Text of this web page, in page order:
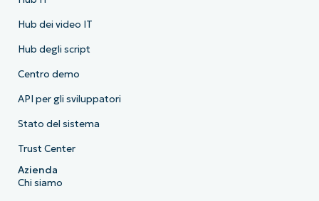
Hub dei video IT
Hub degli script
Centro demo
API per gli sviluppatori
Stato del sistema
Trust Center
Azienda
Chi siamo